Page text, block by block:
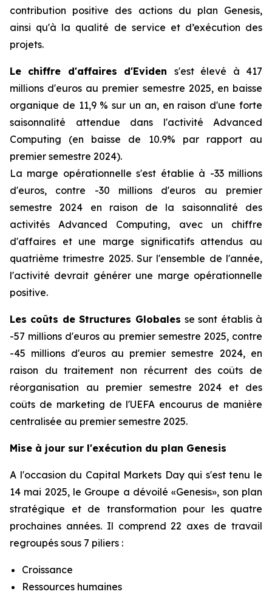
contribution positive des actions du plan Genesis,
ainsi qu'à la qualité de service et d’exécution des
projets.
Le chiffre d'affaires d'Eviden s'est élevé à 417
millions d'euros au premier semestre 2025, en baisse
organique de 11,9 % sur un an, en raison d'une forte
saisonnalité attendue dans l'activité Advanced
Computing (en baisse de 10.9% par rapport au
premier semestre 2024).
La marge opérationnelle s'est établie à -33 millions
d'euros, contre -30 millions d'euros au premier
semestre 2024 en raison de la saisonnalité des
activitésAdvanced Computing, avec un chiffre
d'affaires et une marge significatifs attendus au
quatrième trimestre 2025. Sur l'ensemble de l'année,
l'activité devrait générer une marge opérationnelle
positive.
Les coûts de Structures Globales se sont établis à
-57 millions d'euros au premier semestre 2025, contre
-45 millions d'euros au premier semestre 2024, en
raison du traitement non récurrent des coûts de
réorganisation au premier semestre 2024 et des
coûts de marketing de l'UEFA encourus de manière
centralisée au premier semestre 2025.
Mise à jour sur l'exécution du plan Genesis
A l'occasion du Capital Markets Day qui s'est tenu le
14 mai 2025, le Groupe a dévoilé «Genesis», son plan
stratégique et de transformation pour les quatre
prochaines années. Il comprend 22 axes de travail
regroupés sous 7 piliers :
Croissance
Ressources humaines